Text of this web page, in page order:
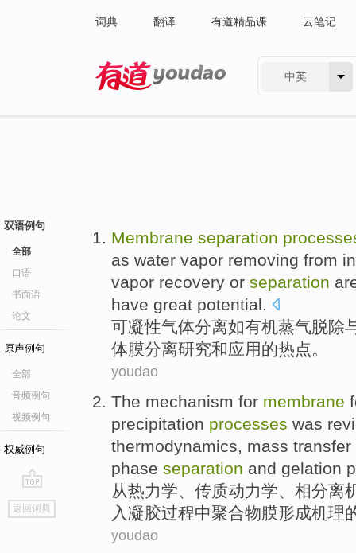
词典 翻译 有道精品课 云笔记
中英
双语例句
全部
口语
书面语
论文
原声例句
全部
音频例句
视频例句
权威例句
go
top
返回词典
Membrane separation
as water vapor removing from
vapor recovery or separation
have great potential.
可凝性气体分离如有机蒸气脱除
体膜分离研究和应用的热点。
youdao
The mechanism for membrane
precipitation processes was
thermodynamics, mass transfer
phase separation and gelation
从热力学、 传质动力学、 相分离
入凝胶过程中聚合物膜形成机理
youdao